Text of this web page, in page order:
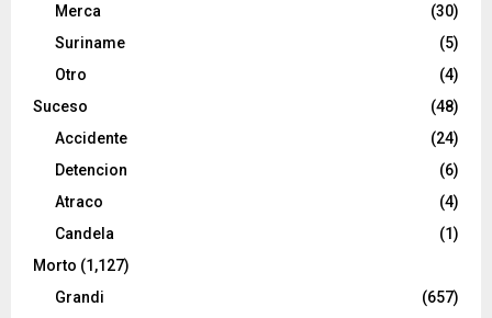
Merca
(30)
Suriname
(5)
Otro
(4)
Suceso
(48)
Accidente
(24)
Detencion
(6)
Atraco
(4)
Candela
(1)
Morto (1,127)
Grandi
(657)